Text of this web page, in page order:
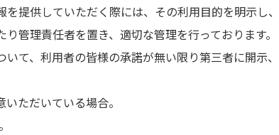
提供していただく際には、その利用目的を明示し
管理責任者を置き、適切な管理を行っております。
て、利用者の皆様の承諾が無い限り第三者に開示
ただいている場合。